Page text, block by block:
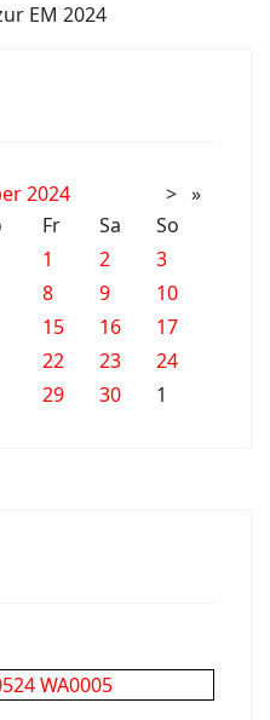
EM 2024
2024 > »
Fr Sa
So
1 2
3
8 9
10
15 16
17
22 23
24
29 30 1